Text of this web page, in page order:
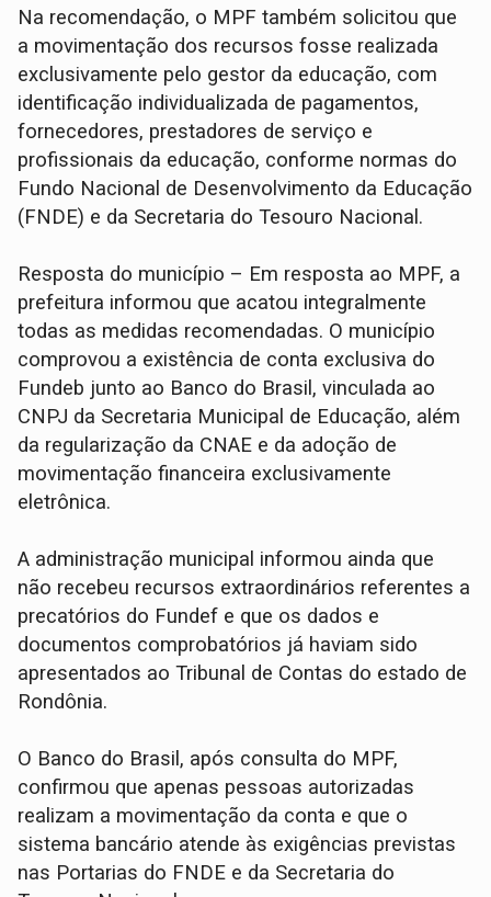
Na recomendação, o MPF também solicitou que
a movimentação dos recursos fosse realizada
exclusivamente pelo gestor da educação, com
identificação individualizada de pagamentos,
fornecedores, prestadores de serviço e
profissionais da educação, conforme normas do
Fundo Nacional de Desenvolvimento da Educação
(FNDE) e da Secretaria do Tesouro Nacional.
Resposta do município – Em resposta ao MPF, a
prefeitura informou que acatou integralmente
todas as medidas recomendadas. O município
comprovou a existência de conta exclusiva do
Fundeb junto ao Banco do Brasil, vinculada ao
CNPJ da Secretaria Municipal de Educação, além
da regularização da CNAE e da adoção de
movimentação financeira exclusivamente
eletrônica.
A administração municipal informou ainda que
não recebeu recursos extraordinários referentes a
precatórios do Fundef e que os dados e
documentos comprobatórios já haviam sido
apresentados ao Tribunal de Contas do estado de
Rondônia.
O Banco do Brasil, após consulta do MPF,
confirmou que apenas pessoas autorizadas
realizam a movimentação da conta e que o
sistema bancário atende às exigências previstas
nas Portarias do FNDE e da Secretaria do